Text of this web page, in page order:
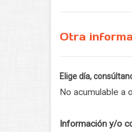
Otra
Elige día,
No acumulable a
Información y/o